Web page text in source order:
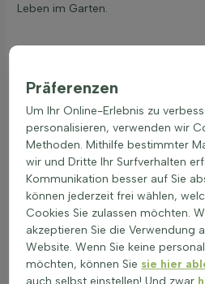
Leben im Garten.
Lang blühende Bäume bringen
Garten. Diese Bäume geben
ruhigen Hintergrund. So entsteht
andere Pflanzen gut wirken.
gut mit Stauden und Ziergräsern
kombinieren da sie lange Farbe
wirken Arten blühender Bäume
Malus, Cornus und Magnolia.
gut zu lockeren Gräsern wie
Für langanhaltende Farbe im
Blüteneine fröhliche und auffällige
Präferenzen
Um Ihr Online-Erlebnis zu
personalisieren, verwenden wir
Methoden. Mithilfe bestimmter
wir und Dritte Ihr Surfverhalten
Kommunikation besser auf Sie
können jederzeit frei wählen,
Cookies Sie zulassen möchten.
akzeptieren Sie die Verwendung
Website. Wenn Sie keine
möchten, können Sie sie hier
auch selbst einstellen! Und zwar